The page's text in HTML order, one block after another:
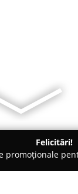
Felicitări!